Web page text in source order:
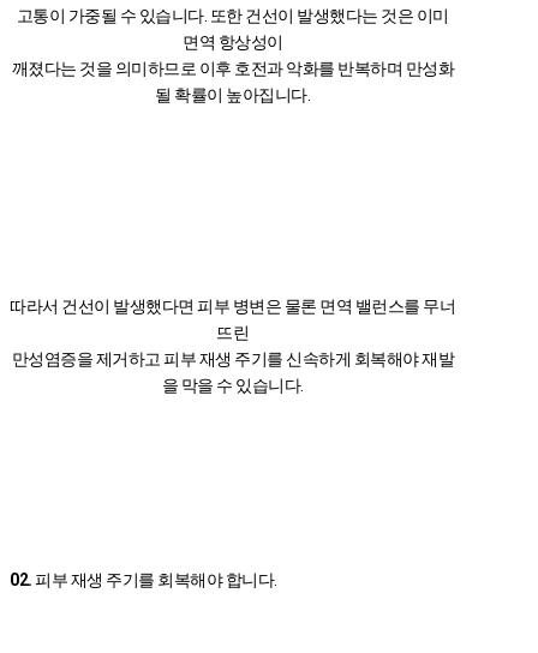
고통이 가중될 수 있습니다. 또한 건선이 발생했다는 것은 이미
면역 항상성이
깨졌다는 것을 의미하므로 이후 호전과 악화를 반복하며 만성화
될 확률이 높아집니다.
따라서 건선이 발생했다면 피부 병변은 물론 면역 밸런스를 무너
뜨린
만성염증을 제거하고 피부 재생 주기를 신속하게 회복해야 재발
을 막을 수 있습니다.
02.피부 재생 주기를 회복해야 합니다.